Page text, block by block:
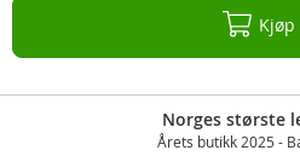
Kjøp
Norges største
Årets butikk 2025 -